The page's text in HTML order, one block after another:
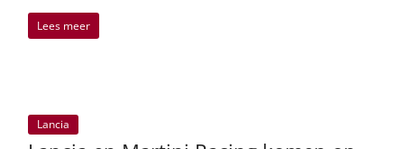
Lees meer
Lancia